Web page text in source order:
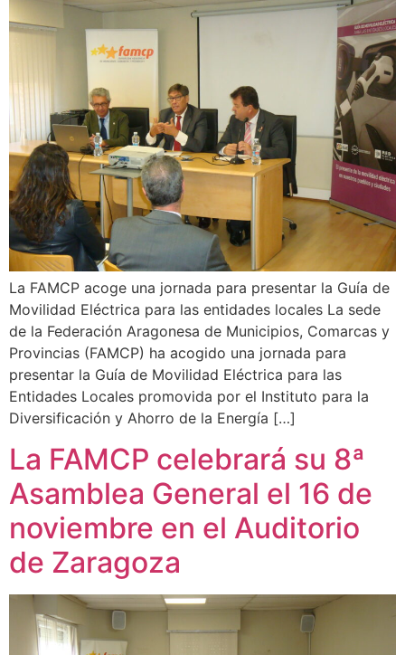
La FAMCP acoge una jornada para presentar la Guía de
Movilidad Eléctrica para las entidades locales La sede
de la Federación Aragonesa de Municipios, Comarcas y
Provincias (FAMCP) ha acogido una jornada para
presentar la Guía de Movilidad Eléctrica para las
Entidades Locales promovida por el Instituto para la
Diversificación y Ahorro de la Energía […]
La FAMCP celebrará su 8ª
Asamblea General el 16 de
noviembre en el Auditorio
de Zaragoza